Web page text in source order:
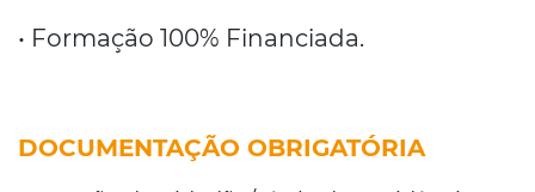
• Formação 100% Financiada.
DOCUMENTAÇÃO OBRIGATÓRIA